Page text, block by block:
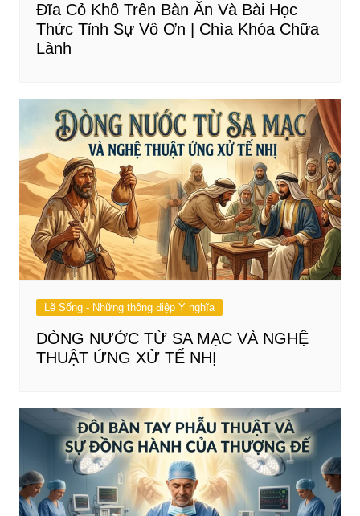
Đĩa Cỏ Khô Trên Bàn Ăn Và Bài Học
Thức Tỉnh Sự Vô Ơn | Chìa Khóa Chữa
Lành
Lẽ Sống - Những thông điệp Ý nghĩa
DÒNG NƯỚC TỪ SA MẠC VÀ NGHỆ
THUẬT ỨNG XỬ TẾ NHỊ